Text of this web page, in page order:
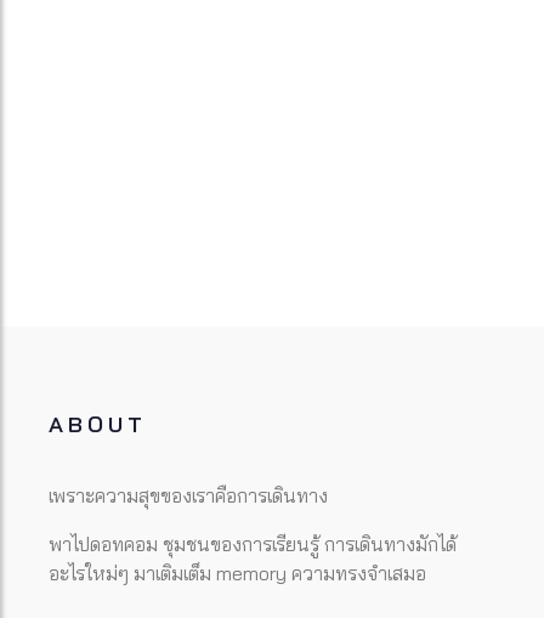
ABOUT
เพราะความสุขของเราคือการเดินทาง
พาไปดอทคอม ชุมชนของการเรียนรู้ การเดินทางมักได้
อะไรใหม่ๆ มาเติมเต็ม memory ความทรงจำเสมอ